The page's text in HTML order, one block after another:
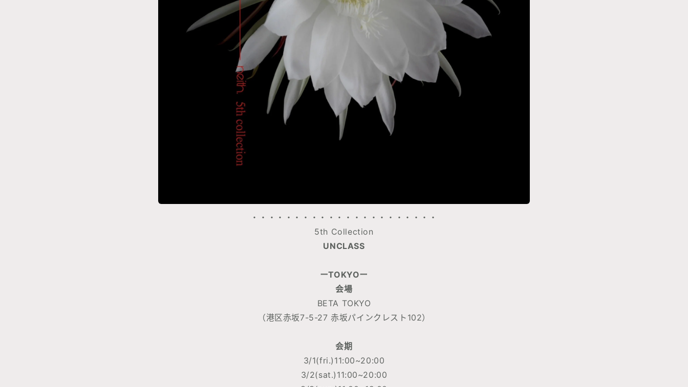
・・・・・・・・・・・・・・・・・・・・・・
5th Collection
UNCLASS
ーTOKYOー
会場
BETA TOKYO
（港区赤坂7-5-27 赤坂パインクレスト102）
会期
3/1(fri.)11:00~20:00
3/2(sat.)11:00~20:00